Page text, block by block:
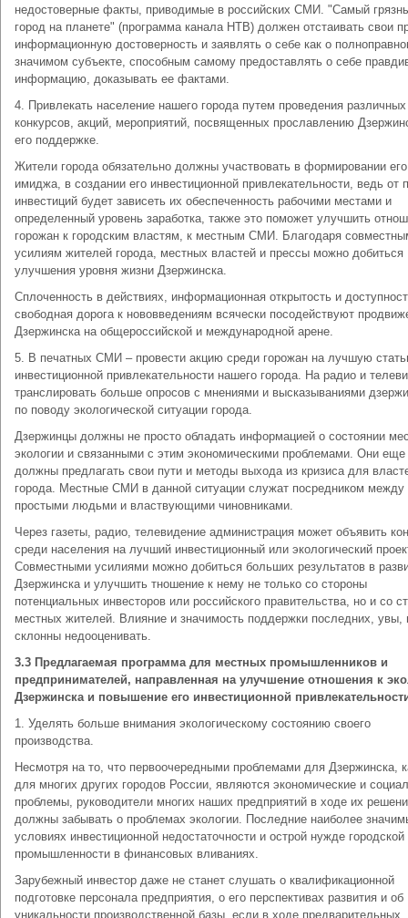
недостоверные факты, приводимые в российских СМИ. "Самый
город на планете" (программа канала НТВ) должен отстаивать свои
информационную достоверность и заявлять о себе как о
значимом субъекте, способным самому предоставлять о себе
информацию, доказывать ее фактами.
4. Привлекать население нашего города путем проведения различных
конкурсов, акций, мероприятий, посвященных прославлению
его поддержке.
Жители города обязательно должны участвовать в формировании его
имиджа, в создании его инвестиционной привлекательности, ведь от
инвестиций будет зависеть их обеспеченность рабочими местами и
определенный уровень заработка, также это поможет улучшить
горожан к городским властям, к местным СМИ. Благодаря
усилиям жителей города, местных властей и прессы можно добиться
улучшения уровня жизни Дзержинска.
Сплоченность в действиях, информационная открытость и
свободная дорога к нововведениям всячески посодействуют
Дзержинска на общероссийской и международной арене.
5. В печатных СМИ – провести акцию среди горожан на лучшую
инвестиционной привлекательности нашего города. На радио и
транслировать больше опросов с мнениями и высказываниями
по поводу экологической ситуации города.
Дзержинцы должны не просто обладать информацией о состоянии
экологии и связанными с этим экономическими проблемами. Они еще
должны предлагать свои пути и методы выхода из кризиса для
города. Местные СМИ в данной ситуации служат посредником между
простыми людьми и властвующими чиновниками.
Через газеты, радио, телевидение администрация может объявить
среди населения на лучший инвестиционный или экологический
Совместными усилиями можно добиться больших результатов в
Дзержинска и улучшить тношение к нему не только со стороны
потенциальных инвесторов или российского правительства, но и со
местных жителей. Влияние и значимость поддержки последних, увы,
склонны недооценивать.
3.3 Предлагаемая программа для местных промышленников и
предпринимателей, направленная на улучшение отношения к
Дзержинска и повышение его инвестиционной
1. Уделять больше внимания экологическому состоянию своего
производства.
Несмотря на то, что первоочередными проблемами для Дзержинска,
для многих других городов России, являются экономические и
проблемы, руководители многих наших предприятий в ходе их
должны забывать о проблемах экологии. Последние наиболее
условиях инвестиционной недостаточности и острой нужде городской
промышленности в финансовых вливаниях.
Зарубежный инвестор даже не станет слушать о квалификационной
подготовке персонала предприятия, о его перспективах развития и об
уникальности производственной базы, если в ходе предварительных